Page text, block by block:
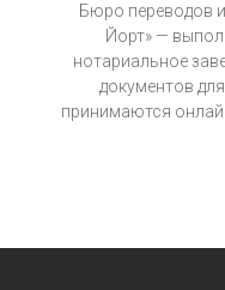
Бюро переводов
Йорт» —
нотариальное
документов
принимаются